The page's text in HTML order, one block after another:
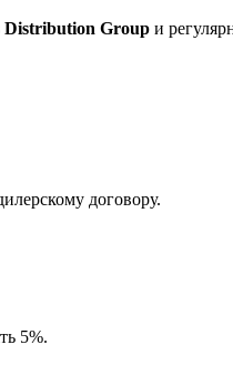
Distribution Group и
договору.
5%.